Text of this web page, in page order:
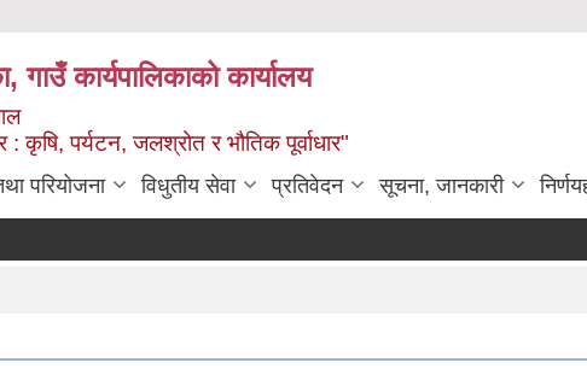
कार्यपालिकाको कार्यालय
कृषि, पर्यटन, जलश्रोत र भौतिक पूर्वाधार"
परियोजना विधुतीय सेवा प्रतिवेदन सूचना, जानकारी